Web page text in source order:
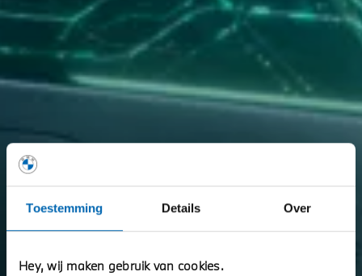
Toestemming Details Over
Hey, wij maken gebruik van cookies.